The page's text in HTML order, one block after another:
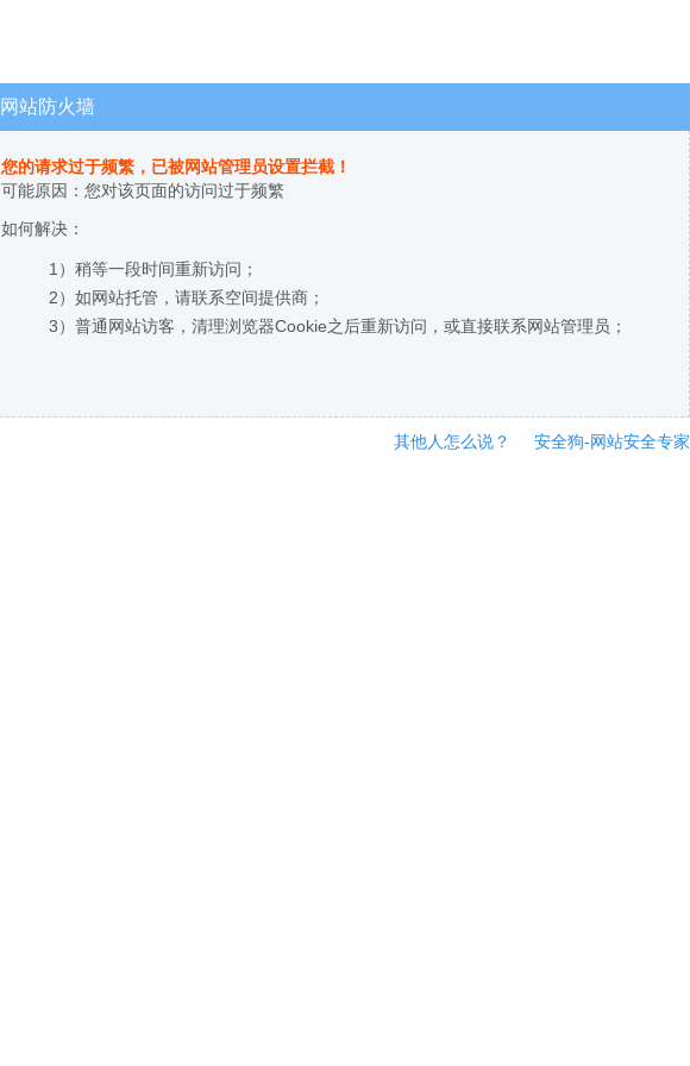
网站防火墙
您的请求过于频繁，已被网站管理员设置拦截！
可能原因：您对该页面的访问过于频繁
如何解决：
1）稍等一段时间重新访问；
2）如网站托管，请联系空间提供商；
3）普通网站访客，清理浏览器Cookie之后重新访问，或直接联系网站管理员；
其他人怎么说？ 安全狗-网站安全专家